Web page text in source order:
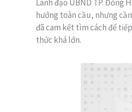
Lãnh đạo UBND TP. Đồng
hướng toàn cầu, nhưng
đã cam kết tìm cách để
thức khá lớn.